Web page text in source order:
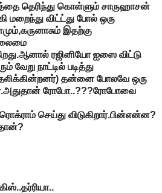
தெரிந்து கொள்ளும் சாருஹாசன்
மறைந்து விட்ட்து போல் ஒரு
இதற்கு
ரஜினியோ ஐஸை விட்டு
வேறு நாட்டில் படித்து
தன்னை போலவே ஒரு
ரோபோ..???ரோபோவை
செய்து விடுகிறார்.பின்என்ன?